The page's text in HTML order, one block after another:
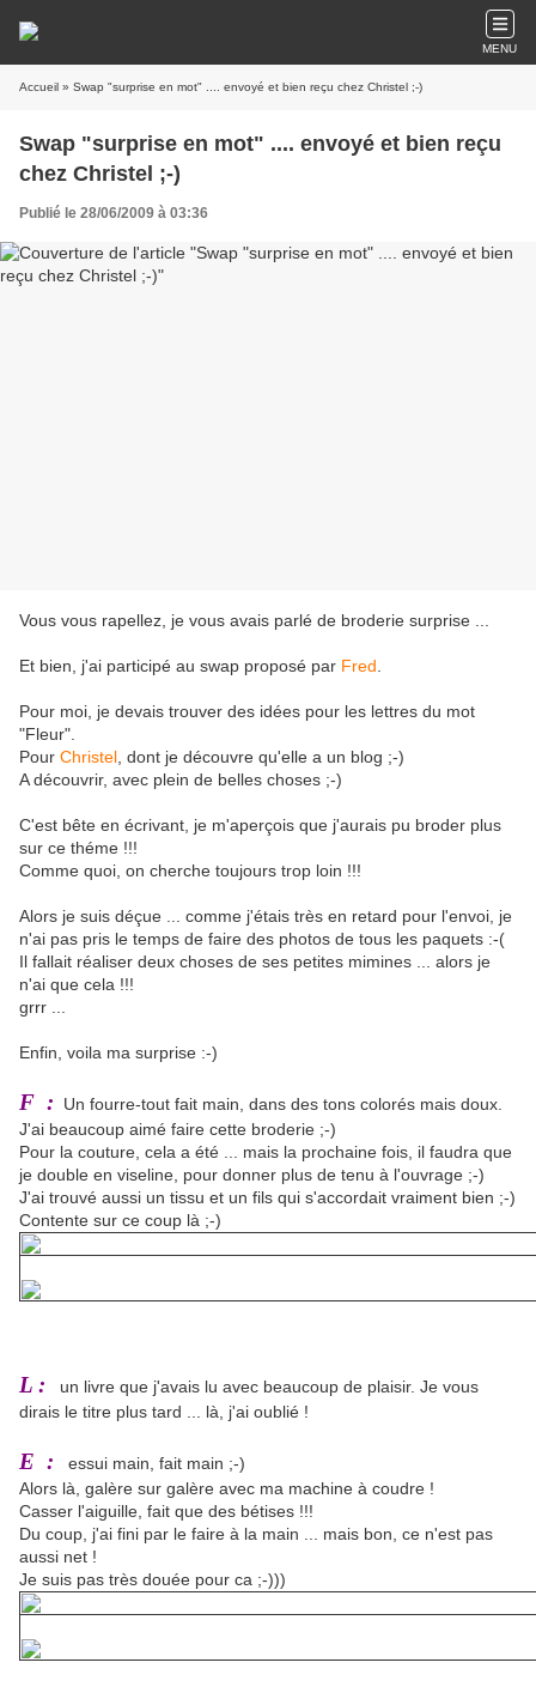
MENU
Accueil » Swap "surprise en mot" .... envoyé et bien reçu chez Christel ;-)
Swap "surprise en mot" .... envoyé et bien reçu
chez Christel ;-)
Publié le 28/06/2009 à 03:36
Vous vous rapellez, je vous avais parlé de broderie surprise ...
Et bien, j'ai participé au swap proposé par Fred
Pour moi, je devais trouver des idées pour les lettres du mot
"Fleur".
Pour Christel , dont je découvre qu'elle a un blog ;-)
A découvrir, avec plein de belles choses ;-)
C'est bête en écrivant, je m'aperçois que j'aurais pu broder plus
sur ce théme !!!
Comme quoi, on cherche toujours trop loin !!!
Alors je suis déçue ... comme j'étais très en retard pour l'envoi, je
n'ai pas pris le temps de faire des photos de tous les paquets :-(
Il fallait réaliser deux choses de ses petites mimines ... alors je
n'ai que cela !!!
grrr ...
Enfin, voila ma surprise :-)
F : Un fourre-tout fait main, dans des tons colorés mais doux.
J'ai beaucoup aimé faire cette broderie ;-)
Pour la couture, cela a été ... mais la prochaine fois, il faudra que
je double en viseline, pour donner plus de tenu à l'ouvrage ;-)
J'ai trouvé aussi un tissu et un fils qui s'accordait vraiment bien ;-)
Contente sur ce coup là ;-)
L : un livre que j'avais lu avec beaucoup de plaisir. Je vous
dirais le titre plus tard ... là, j'ai oublié !
E : essui main, fait main ;-)
Alors là, galère sur galère avec ma machine à coudre !
Casser l'aiguille, fait que des bétises !!!
Du coup, j'ai fini par le faire à la main ... mais bon, ce n'est pas
aussi net !
Je suis pas très douée pour ca ;-)))